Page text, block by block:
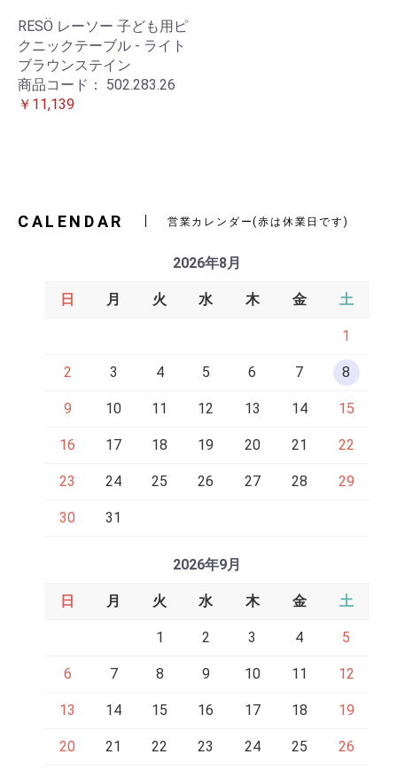
RESÖ レーソー 子ども用ピ
クニックテーブル - ライト
ブラウンステイン
商品コード： 502.283.26
￥11,139
CALENDAR 営業カレンダー(赤は休業日です)
2026年8月
日 月 火 水 木 金 土
1
2 3 4 5 6 7 8
9 10 11 12 13 14 15
16 17 18 19 20 21 22
23 24 25 26 27 28 29
30 31
2026年9月
日 月 火 水 木 金 土
1 2 3 4 5
6 7 8 9 10 11 12
13 14 15 16 17 18 19
20 21 22 23 24 25 26